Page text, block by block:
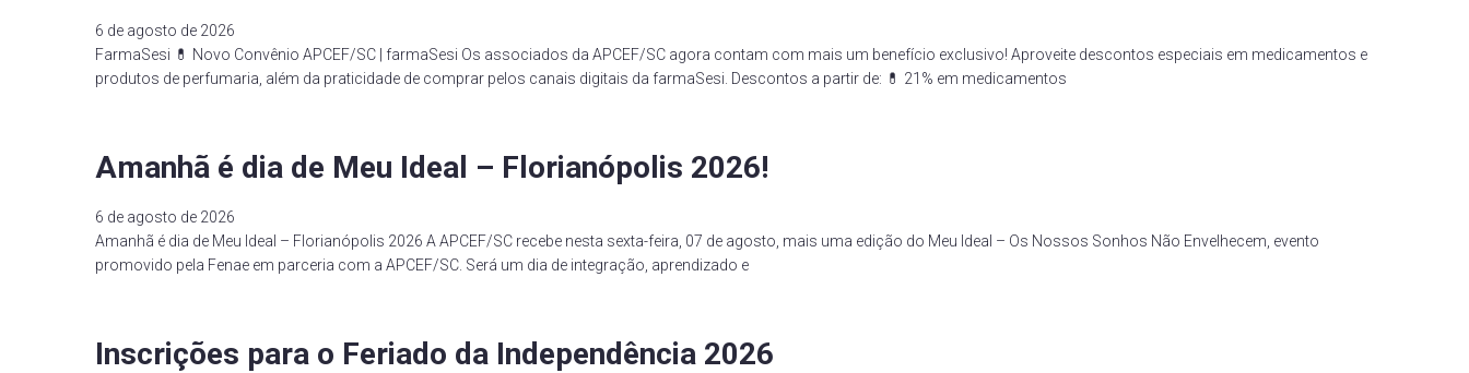
6 de agosto de 2026
FarmaSesi 💊 Novo Convênio APCEF/SC | farmaSesi Os associados da APCEF/SC agora contam com mais um benefício exclusivo! Aproveite descontos especiais em medicamentos e
produtos de perfumaria, além da praticidade de comprar pelos canais digitais da farmaSesi. Descontos a partir de: 💊 21% em medicamentos
Amanhã é dia de Meu Ideal – Florianópolis 2026!
6 de agosto de 2026
Amanhã é dia de Meu Ideal – Florianópolis 2026 A APCEF/SC recebe nesta sexta-feira, 07 de agosto, mais uma edição do Meu Ideal – Os Nossos Sonhos Não Envelhecem, evento
promovido pela Fenae em parceria com a APCEF/SC. Será um dia de integração, aprendizado e
Inscrições para o Feriado da Independência 2026